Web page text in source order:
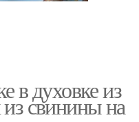
духовке из
свинины на